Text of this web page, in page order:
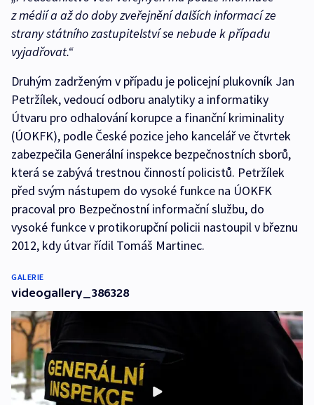
z médií a až do doby zveřejnění dalších informací ze
strany státního zastupitelství se nebude k případu
vyjadřovat.“
Druhým zadrženým v případu je policejní plukovník Jan
Petržílek, vedoucí odboru analytiky a informatiky
Útvaru pro odhalování korupce a finanční kriminality
(ÚOKFK), podle České pozice jeho kancelář ve čtvrtek
zabezpečila Generální inspekce bezpečnostních sborů,
která se zabývá trestnou činností policistů. Petržílek
před svým nástupem do vysoké funkce na ÚOKFK
pracoval pro Bezpečnostní informační službu, do
vysoké funkce v protikorupční policii nastoupil v březnu
2012, kdy útvar řídil Tomáš Martinec.
GALERIE
videogallery_386328